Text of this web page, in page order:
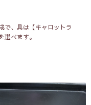
で、具は【キャロットラ
べます。